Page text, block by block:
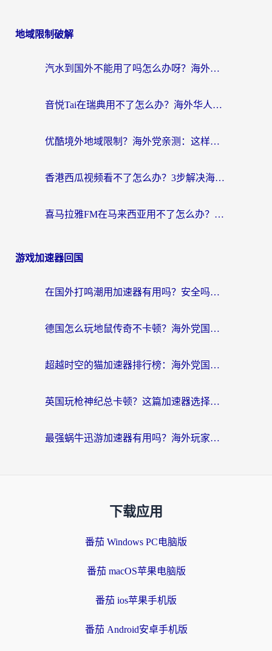
地域限制破解
汽水到国外不能用了吗怎么办呀？海外党追剧看片的救星在这里！
音悦Tai在瑞典用不了怎么办？海外华人追剧听歌的实用指南
优酷境外地域限制？海外党亲测：这样看国内剧再也不卡（附3个实用场景解决）
香港西瓜视频看不了怎么办？3步解决海外追剧难题，附靠谱加速器推荐
喜马拉雅FM在马来西亚用不了怎么办？海外华人亲测有效的回国加速指南
游戏加速器回国
在国外打鸣潮用加速器有用吗？安全吗？海外玩家国服游戏加速全指南
德国怎么玩地鼠传奇不卡顿？海外党国服游戏加速全攻略（含战双EVE实用指南）
超越时空的猫加速器排行榜：海外党国服游戏不卡顿的终极选择指南
英国玩枪神纪总卡顿？这篇加速器选择指南帮你告别延迟（附实测推荐）
最强蜗牛迅游加速器有用吗？海外玩家国服游戏加速避坑指南（附德国玩忍者必须死3流星蝴蝶剑解决办法）
下载应用
番茄 Windows PC电脑版
番茄 macOS苹果电脑版
番茄 ios苹果手机版
番茄 Android安卓手机版